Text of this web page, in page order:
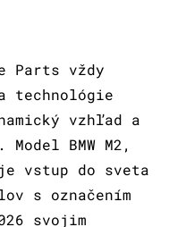
Parts vždy
technológie
vzhľad a
BMW M2,
vstup do sveta
s označením
svojim